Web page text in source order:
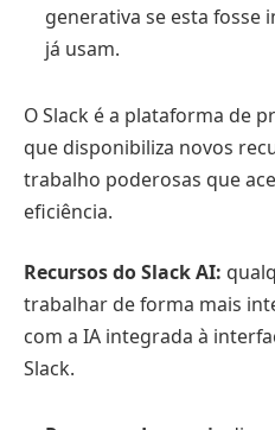
generativa se esta fosse
já usam.
O Slack é a plataforma de
que disponibiliza novos
trabalho poderosas que
eficiência.
Recursos do Slack AI:
trabalhar de forma mais
com a IA integrada à
Slack.